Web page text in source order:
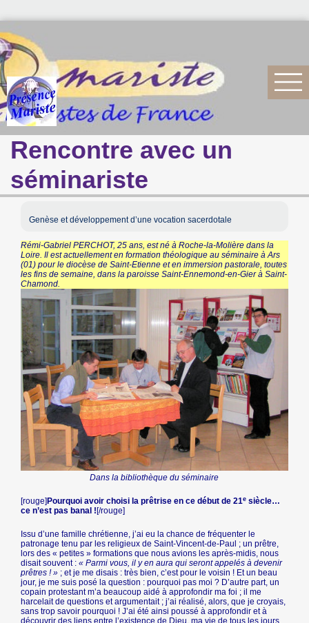
Rencontre avec un
séminariste
Genèse et développement d’une vocation sacerdotale
Rémi-Gabriel PERCHOT, 25 ans, est né à Roche-la-Molière dans la
Loire. Il est actuellement en formation théologique au séminaire à Ars
(01) pour le diocèse de Saint-Etienne et en immersion pastorale, toutes
les fins de semaine, dans la paroisse Saint-Ennemond-en-Gier à Saint-
Chamond.
Dans la bibliothèque du séminaire
[rouge] Pourquoi avoir choisi la prêtrise en ce début de 21e siècle…
ce n’est pas banal ! [/rouge]
Issu d’une famille chrétienne, j’ai eu la chance de fréquenter le
patronage tenu par les religieux de Saint-Vincent-de-Paul ; un prêtre,
lors des « petites » formations que nous avions les après-midis, nous
disait souvent :« Parmi vous, il y en aura qui seront appelés à devenir
prêtres ! » ; et je me disais : très bien, c’est pour le voisin ! Et un beau
jour, je me suis posé la question : pourquoi pas moi ? D’autre part, un
copain protestant m’a beaucoup aidé à approfondir ma foi ; il me
harcelait de questions et argumentait ; j’ai réalisé, alors, que je croyais,
sans trop savoir pourquoi ! J’ai été ainsi poussé à approfondir et à
découvrir des liens entre l’existence de Dieu, ma vie de tous les jours